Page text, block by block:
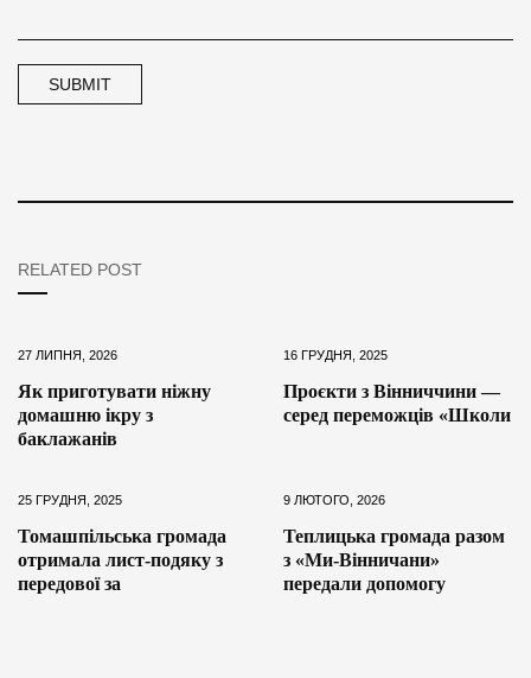
RELATED POST
27 ЛИПНЯ, 2026
Як приготувати ніжну
домашню ікру з
баклажанів
16 ГРУДНЯ, 2025
Проєкти з Вінниччини —
серед переможців «Школи
25 ГРУДНЯ, 2025
Томашпільська громада
отримала лист-подяку з
передової за
9 ЛЮТОГО, 2026
Теплицька громада разом
з «Ми-Вінничани»
передали допомогу